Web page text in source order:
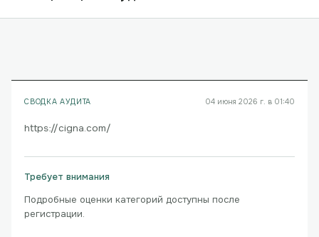
СВОДКА АУДИТА 04 июня 2026 г. в 01:40
https://cigna.com/
Требует внимания
Подробные оценки категорий доступны после
регистрации.